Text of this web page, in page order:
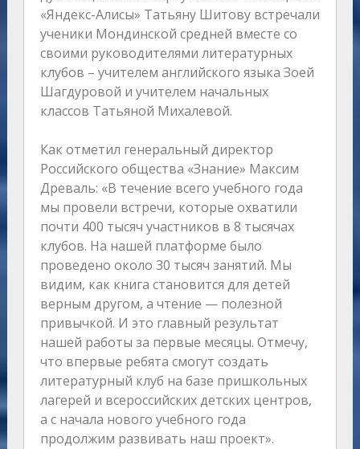
«Яндекс-Алисы» Татьяну Шитову встречали
ученики Мондинской средней вместе со
своими руководителями литературных
клубов – учителем английского языка Зоей
Шагдуровой и учителем начальных
классов Татьяной Михалевой.
Как отметил генеральный директор
Российского общества «Знание» Максим
Древаль: «В течение всего учебного года
мы провели встречи, которые охватили
почти 400 тысяч участников в 8 тысячах
клубов. На нашей платформе было
проведено около 30 тысяч занятий. Мы
видим, как книга становится для детей
верным другом, а чтение — полезной
привычкой. И это главный результат
нашей работы за первые месяцы. Отмечу,
что впервые ребята смогут создать
литературный клуб на базе пришкольных
лагерей и всероссийских детских центров,
а с начала нового учебного года
продолжим развивать наш проект».